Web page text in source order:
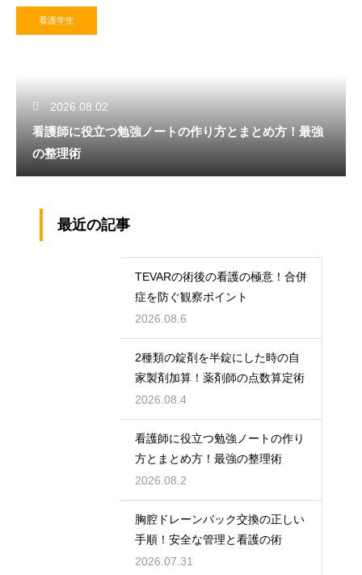
看護学生
2026.08.02
看護師に役立つ勉強ノートの作り方とまとめ方！最強
の整理術
最近の記事
TEVARの術後の看護の極意！合併
症を防ぐ観察ポイント
2026.08.6
2種類の錠剤を半錠にした時の自
家製剤加算！薬剤師の点数算定術
2026.08.4
看護師に役立つ勉強ノートの作り
方とまとめ方！最強の整理術
2026.08.2
胸腔ドレーンバック交換の正しい
手順！安全な管理と看護の術
2026.07.31